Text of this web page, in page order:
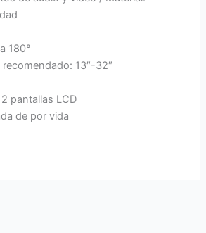
180°
13″-32″
pantallas LCD
de por vida